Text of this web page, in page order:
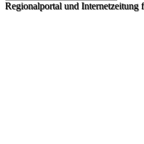
Regionalportal und Internetzeitung